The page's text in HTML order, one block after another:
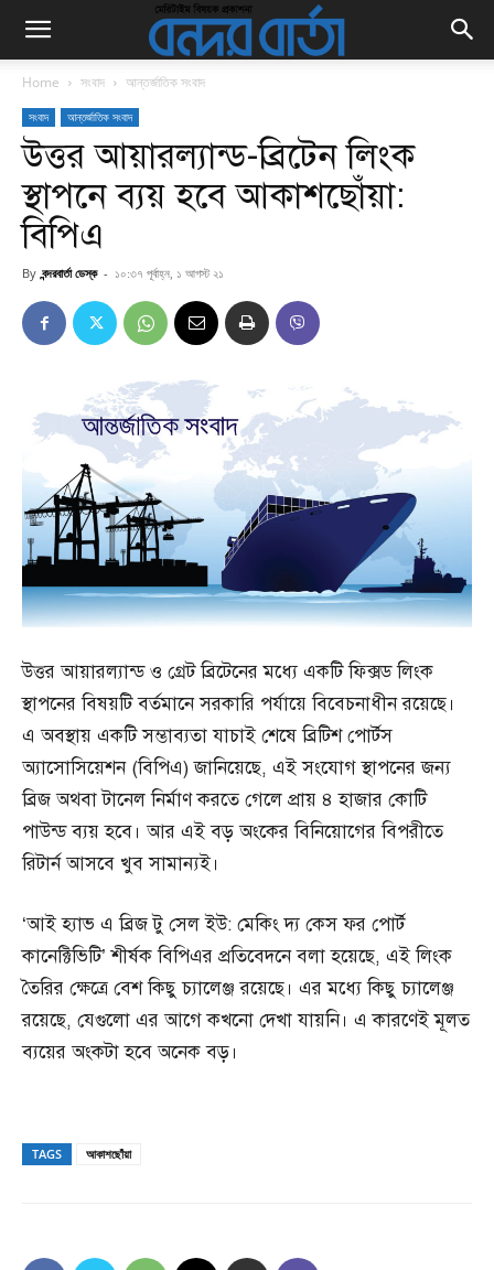
Home সংবাদ আন্তর্জাতিক সংবাদ
সংবাদ আন্তর্জাতিক সংবাদ
উত্তর আয়ারল্যান্ড-ব্রিটেন লিংক
স্থাপনে ব্যয় হবে আকাশছোঁয়া:
বিপিএ
By বন্দরবার্তা ডেস্ক - ১০:৩৭ পূর্বাহ্ন, ১ আগস্ট ২১
উত্তর আয়ারল্যান্ড ও গ্রেট ব্রিটেনের মধ্যে একটি ফিক্সড লিংক
স্থাপনের বিষয়টি বর্তমানে সরকারি পর্যায়ে বিবেচনাধীন রয়েছে।
এ অবস্থায় একটি সম্ভাব্যতা যাচাই শেষে ব্রিটিশ পোর্টস
অ্যাসোসিয়েশন (বিপিএ) জানিয়েছে, এই সংযোগ স্থাপনের জন্য
ব্রিজ অথবা টানেল নির্মাণ করতে গেলে প্রায় ৪ হাজার কোটি
পাউন্ড ব্যয় হবে। আর এই বড় অংকের বিনিয়োগের বিপরীতে
রিটার্ন আসবে খুব সামান্যই।
‘আই হ্যাভ এ ব্রিজ টু সেল ইউ: মেকিং দ্য কেস ফর পোর্ট
কানেক্টিভিটি’ শীর্ষক বিপিএর প্রতিবেদনে বলা হয়েছে, এই লিংক
তৈরির ক্ষেত্রে বেশ কিছু চ্যালেঞ্জ রয়েছে। এর মধ্যে কিছু চ্যালেঞ্জ
রয়েছে, যেগুলো এর আগে কখনো দেখা যায়নি। এ কারণেই মূলত
ব্যয়ের অংকটা হবে অনেক বড়।
TAGS আকাশছোঁয়া